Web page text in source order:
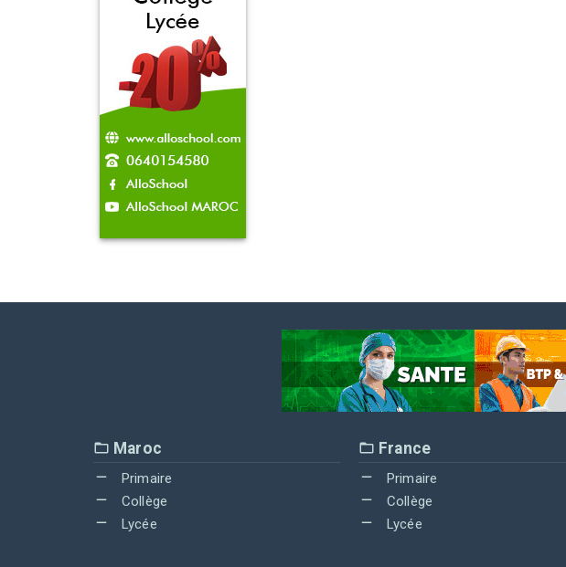
Maroc
Primaire
Collège
Lycée
France
Primaire
Collège
Lycée